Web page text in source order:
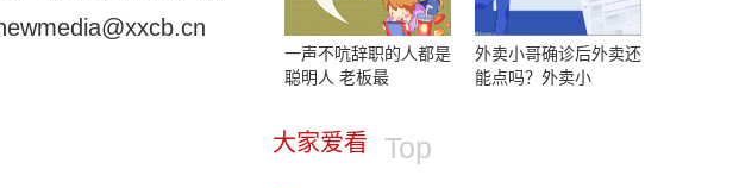
一声不吭辞职的人都是
聪明人 老板最
外卖小哥确诊后外卖还
能点吗？外卖小
大家爱看 Top